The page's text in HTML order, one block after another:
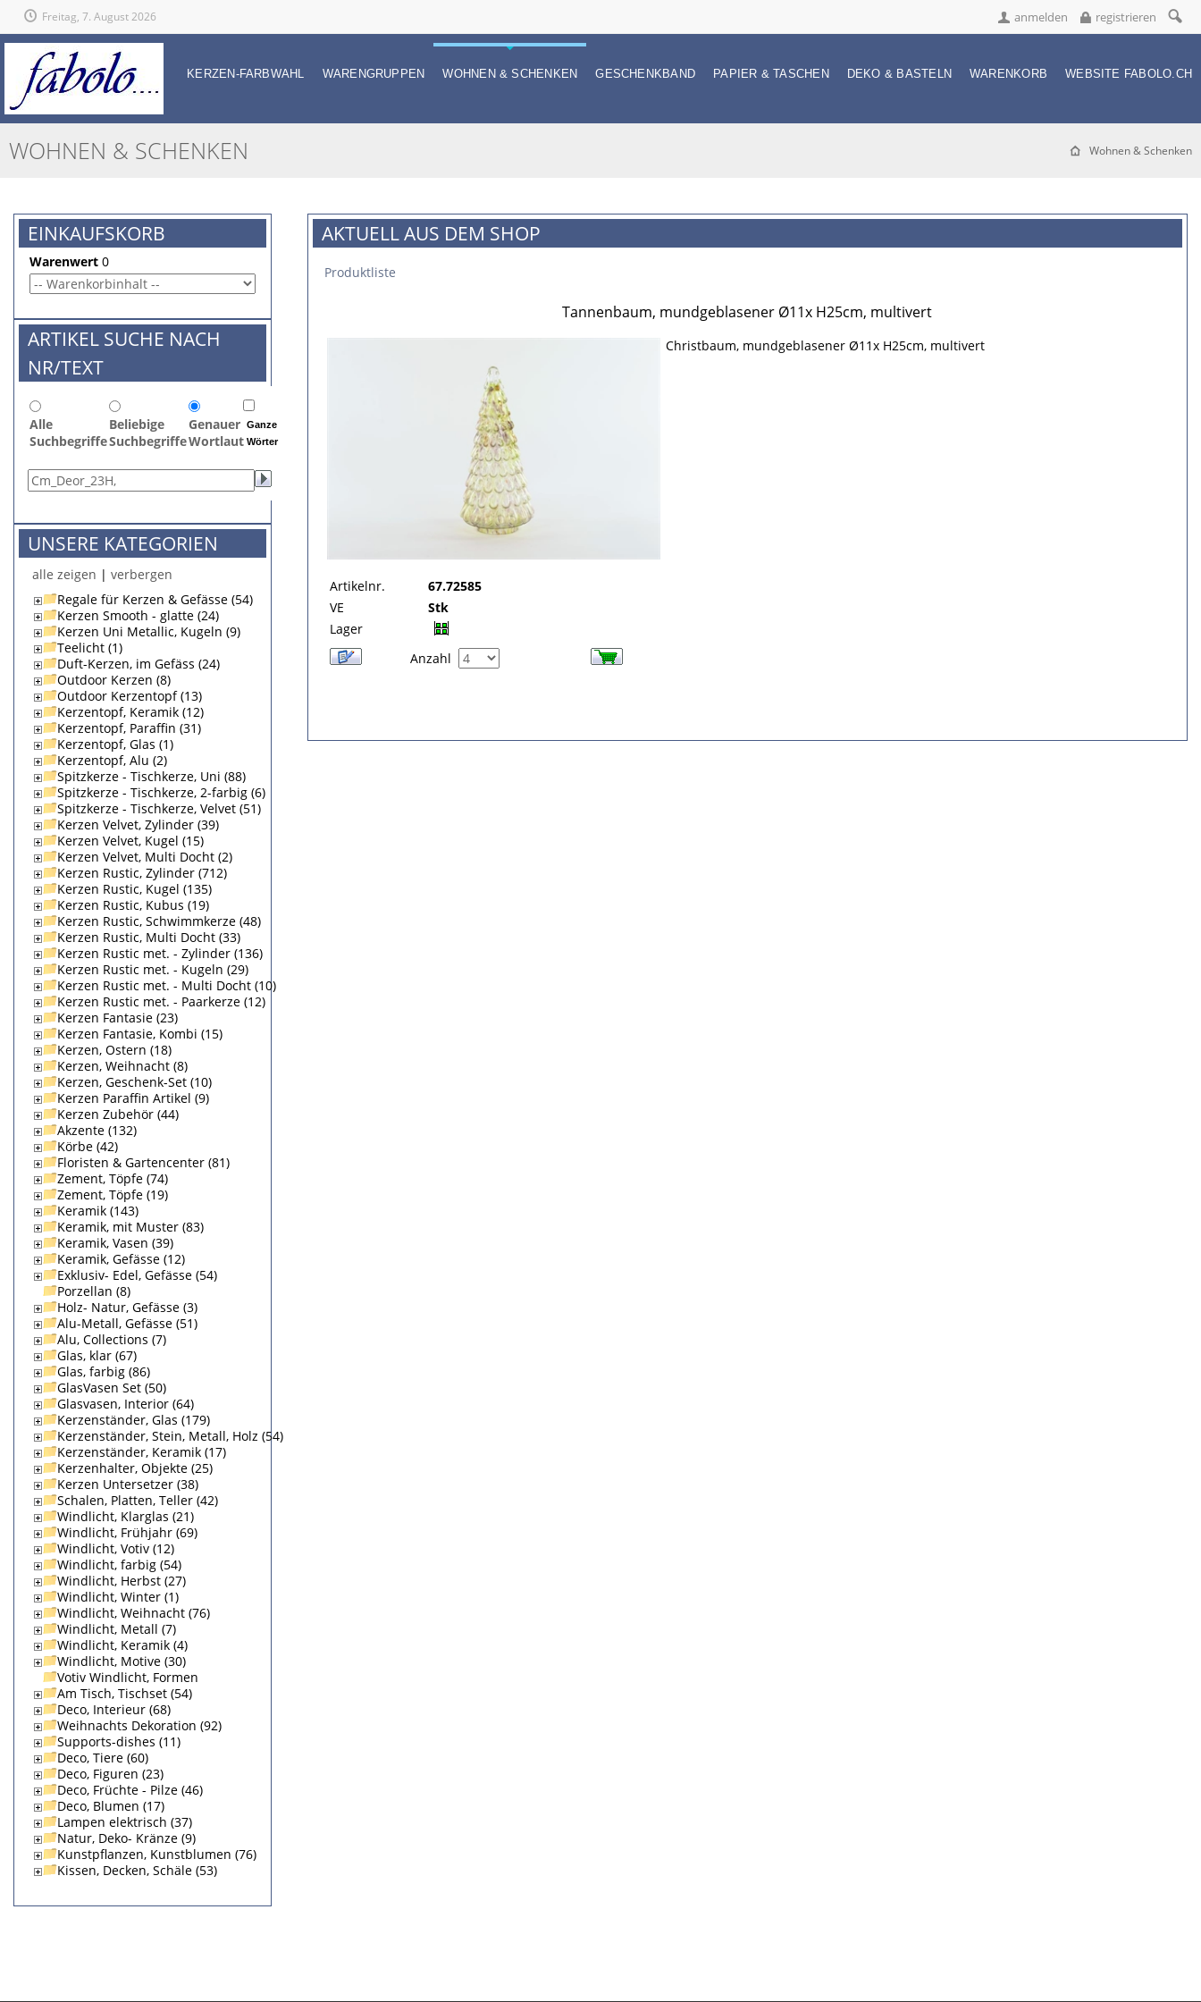
Freitag, 7. August 2026 anmelden registrieren
KERZEN-FARBWAHL WARENGRUPPEN WOHNEN & SCHENKEN GESCHENKBAND PAPIER & TASCHEN DEKO & BASTELN WARENKORB WEBSITE FABOLO.CH
WOHNEN & SCHENKEN Wohnen & Schenken
EINKAUFSKORB
Warenwert 0
ARTIKEL SUCHE NACH
NR/TEXT
Alle
Suchbegriffe
Beliebige
Suchbegriffe
Genauer
Wortlaut
Ganze
Wörter
UNSERE KATEGORIEN
alle zeigen | verbergen
Regale für Kerzen & Gefässe (54)
Kerzen Smooth - glatte (24)
Kerzen Uni Metallic, Kugeln (9)
Teelicht (1)
Duft-Kerzen, im Gefäss (24)
Outdoor Kerzen (8)
Outdoor Kerzentopf (13)
Kerzentopf, Keramik (12)
Kerzentopf, Paraffin (31)
Kerzentopf, Glas (1)
Kerzentopf, Alu (2)
Spitzkerze - Tischkerze, Uni (88)
Spitzkerze - Tischkerze, 2-farbig (6)
Spitzkerze - Tischkerze, Velvet (51)
Kerzen Velvet, Zylinder (39)
Kerzen Velvet, Kugel (15)
Kerzen Velvet, Multi Docht (2)
Kerzen Rustic, Zylinder (712)
Kerzen Rustic, Kugel (135)
Kerzen Rustic, Kubus (19)
Kerzen Rustic, Schwimmkerze (48)
Kerzen Rustic, Multi Docht (33)
Kerzen Rustic met. - Zylinder (136)
Kerzen Rustic met. - Kugeln (29)
Kerzen Rustic met. - Multi Docht (10)
Kerzen Rustic met. - Paarkerze (12)
Kerzen Fantasie (23)
Kerzen Fantasie, Kombi (15)
Kerzen, Ostern (18)
Kerzen, Weihnacht (8)
Kerzen, Geschenk-Set (10)
Kerzen Paraffin Artikel (9)
Kerzen Zubehör (44)
Akzente (132)
Körbe (42)
Floristen & Gartencenter (81)
Zement, Töpfe (74)
Zement, Töpfe (19)
Keramik (143)
Keramik, mit Muster (83)
Keramik, Vasen (39)
Keramik, Gefässe (12)
Exklusiv- Edel, Gefässe (54)
Porzellan (8)
Holz- Natur, Gefässe (3)
Alu-Metall, Gefässe (51)
Alu, Collections (7)
Glas, klar (67)
Glas, farbig (86)
GlasVasen Set (50)
Glasvasen, Interior (64)
Kerzenständer, Glas (179)
Kerzenständer, Stein, Metall, Holz (54)
Kerzenständer, Keramik (17)
Kerzenhalter, Objekte (25)
Kerzen Untersetzer (38)
Schalen, Platten, Teller (42)
Windlicht, Klarglas (21)
Windlicht, Frühjahr (69)
Windlicht, Votiv (12)
Windlicht, farbig (54)
Windlicht, Herbst (27)
Windlicht, Winter (1)
Windlicht, Weihnacht (76)
Windlicht, Metall (7)
Windlicht, Keramik (4)
Windlicht, Motive (30)
Votiv Windlicht, Formen
Am Tisch, Tischset (54)
Deco, Interieur (68)
Weihnachts Dekoration (92)
Supports-dishes (11)
Deco, Tiere (60)
Deco, Figuren (23)
Deco, Früchte - Pilze (46)
Deco, Blumen (17)
Lampen elektrisch (37)
Natur, Deko- Kränze (9)
Kunstpflanzen, Kunstblumen (76)
Kissen, Decken, Schäle (53)
AKTUELL AUS DEM SHOP
Produktliste
Tannenbaum, mundgeblasener Ø11x H25cm, multivert
Artikelnr.
67.72585
VE
Stk
Lager
Anzahl
Christbaum, mundgeblasener Ø11x H25cm, multivert